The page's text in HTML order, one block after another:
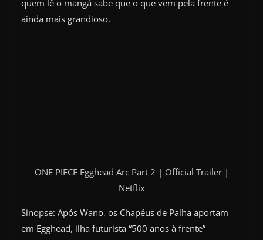
quem lê o mangá sabe que o que vem pela frente é
ainda mais grandioso.
ONE PIECE Egghead Arc Part 2 | Official Trailer |
Netflix
Sinopse: Após Wano, os Chapéus de Palha aportam
em Egghead, ilha futurista “500 anos à frente”